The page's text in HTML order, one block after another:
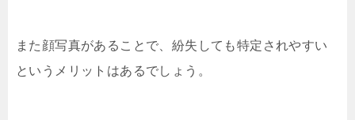
また顔写真があることで、紛失しても特定されやすい
というメリットはあるでしょう。